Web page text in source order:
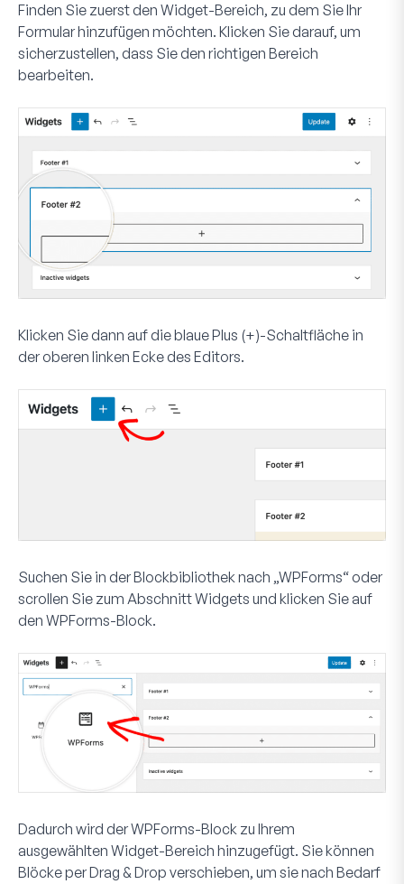
Finden Sie zuerst den Widget-Bereich, zu dem Sie Ihr
Formular hinzufügen möchten. Klicken Sie darauf, um
sicherzustellen, dass Sie den richtigen Bereich
bearbeiten.
Klicken Sie dann auf die blauePlus (+)-Schaltfläche in
der oberen linken Ecke des Editors.
Suchen Sie in der Blockbibliothek nach „WPForms“ oder
scrollen Sie zum AbschnittWidgets und klicken Sie auf
den WPForms-Block.
Dadurch wird der WPForms-Block zu Ihrem
ausgewählten Widget-Bereich hinzugefügt. Sie können
Blöcke per Drag & Drop verschieben, um sie nach Bedarf